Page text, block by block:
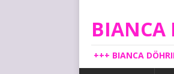
BIANCA
+++ BIANCA